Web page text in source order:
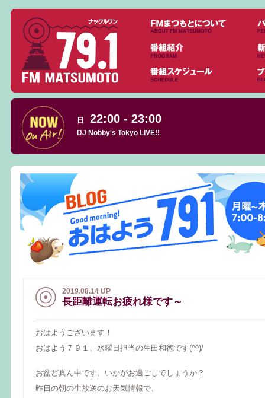
日 22:00 - 23:00
DJ Nobby's Tokyo LIVE!!
2019.08.14 UP
長距離運転お疲れ様です～
おはようございます！
おはよう７９１、水曜日担当の生田和徳です(^^)/
お盆ど真ん中です。いかがお過ごしでしょうか？
昨日の朝の生放送のお天気情報で、